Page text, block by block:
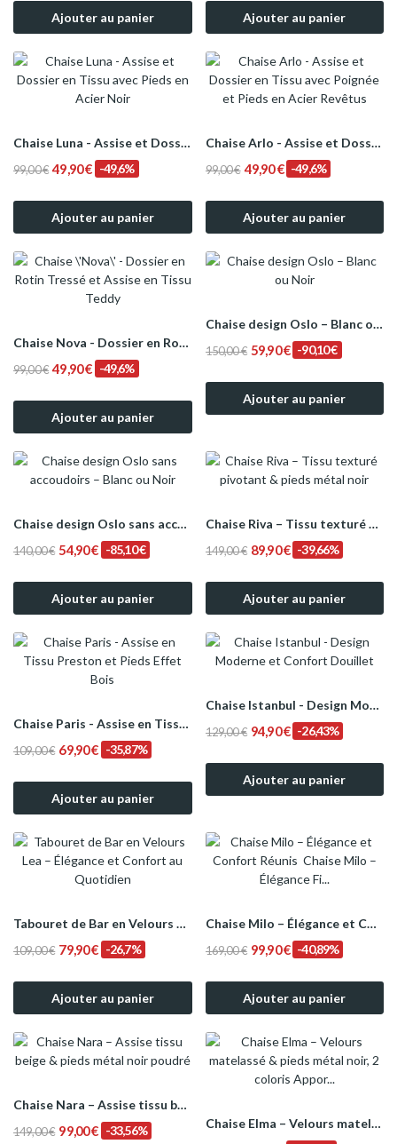
Ajouter au panier Ajouter au panier
Chaise Luna - Assise et Dossier en Tissu avec...
99,00 € 49,90 € -49,6%
Ajouter au panier
Chaise Arlo - Assise et Dossier en Tissu avec...
99,00 € 49,90 € -49,6%
Ajouter au panier
Chaise Nova - Dossier en Rotin Tressé et Assise...
99,00 € 49,90 € -49,6%
Ajouter au panier
Chaise design Oslo – Blanc ou Noir
150,00 € 59,90 € -90,10 €
Ajouter au panier
Chaise design Oslo sans accoudoirs – Blanc ou Noir
140,00 € 54,90 € -85,10 €
Ajouter au panier
Chaise Riva – Tissu texturé pivotant & pieds...
149,00 € 89,90 € -39,66%
Ajouter au panier
Chaise Paris - Assise en Tissu Preston et Pieds...
109,00 € 69,90 € -35,87%
Ajouter au panier
Chaise Istanbul - Design Moderne et Confort...
129,00 € 94,90 € -26,43%
Ajouter au panier
Tabouret de Bar en Velours Lea – Élégance et...
109,00 € 79,90 € -26,7%
Ajouter au panier
Chaise Milo – Élégance et Confort Réunis
169,00 € 99,90 € -40,89%
Ajouter au panier
Chaise Nara – Assise tissu beige & pieds métal...
149,00 € 99,00 € -33,56% Chaise Elma – Velours matelassé & pieds métal...